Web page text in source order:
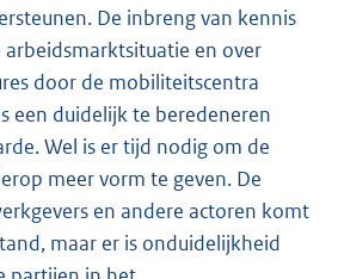
De inbreng van kennis
arbeidsmarktsituatie en over
door de mobiliteitscentra
een duidelijk te beredeneren
Wel is er tijd nodig om de
meer vorm te geven. De
en andere actoren komt
maar er is onduidelijkheid